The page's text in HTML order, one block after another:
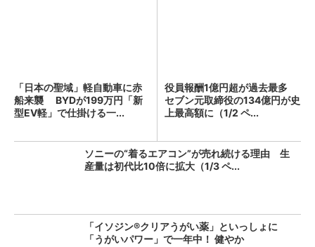
「日本の聖域」軽自動車に赤
船来襲 BYDが199万円「新
型EV軽」で仕掛ける一...
役員報酬1億円超が過去最多
セブン元取締役の134億円が史
上最高額に（1/2 ペ...
ソニーの“着るエアコン”が売れ続ける理由 生
産量は初代比10倍に拡大（1/3 ペ...
「イソジン®クリアうがい薬」といっしょに
「うがいパワー」で一年中！ 健やか